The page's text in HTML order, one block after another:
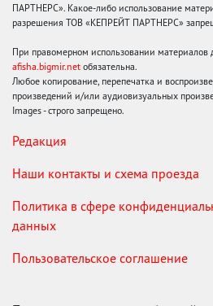
ПАРТНЕРС». Какое-либо использование
разрешения ТОВ «КЕПРЕЙТ ПАРТНЕРС»
При правомерном использовании материалов
afisha.bigmir.net обязательна.
Любое копирование, перепечатка и
произведений и/или аудиовизуальных
Images - строго запрещено.
Редакция
Наши контакты и схема проезда
Политика в сфере
данных
Пользовательское соглашение